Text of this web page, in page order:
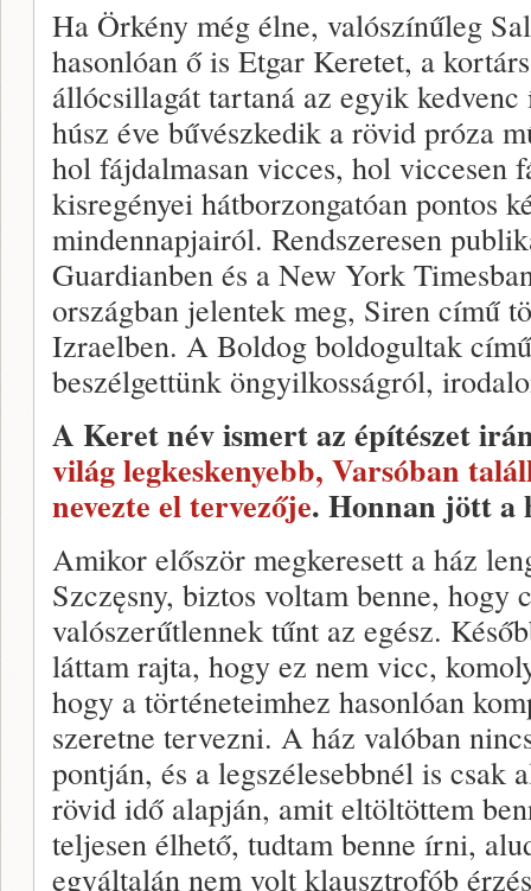
Ha Örkény még élne, valószínűleg
hasonlóan ő is Etgar Keretet, a
állócsillagát tartaná az egyik
húsz éve bűvészkedik a rövid próza
hol fájdalmasan vicces, hol viccesen
kisregényei hátborzongatóan pontos
mindennapjairól. Rendszeresen
Guardianben és a New York
országban jelentek meg, Siren című
Izraelben. A Boldog boldogultak
beszélgettünk öngyilkosságról,
A Keret név ismert az építészet
világ legkeskenyebb, Varsóban
nevezte el tervezője. Honnan jött a
Amikor először megkeresett a ház
Szczęsny, biztos voltam benne, hogy
valószerűtlennek tűnt az egész.
láttam rajta, hogy ez nem vicc,
hogy a történeteimhez hasonlóan
szeretne tervezni. A ház valóban
pontján, és a legszélesebbnél is csak
rövid idő alapján, amit eltöltöttem
teljesen élhető, tudtam benne írni,
egyáltalán nem volt klausztrofób